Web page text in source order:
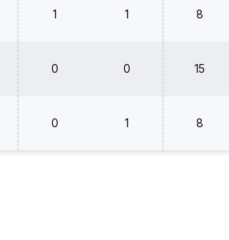
1 1 8
0 0 15
0 1 8